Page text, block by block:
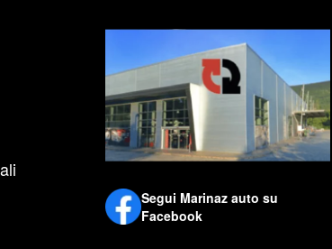
Segui Marinaz auto su
Facebook